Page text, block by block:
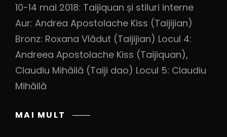
10-14 mai 2018: Taijiquan și stiluri interne
Aur: Andrea Apostolache Kiss (Taijijian)
Bronz: Roxana Vlădut (Taijijian) Locul 4:
Andreea Apostolache Kiss (Taijiquan),
Claudiu Mihăilă (Taiji dao) Locul 5: Claudiu
Mihăilă
MAI MULT